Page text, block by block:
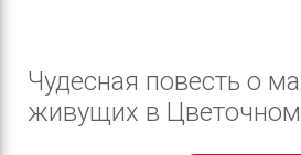
Чудесная повесть о
живущих в Цветочном